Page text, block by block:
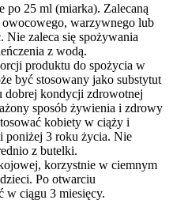
po 25 ml (miarka). Zalecaną
warzywnego lub
zaleca się spożywania
z wodą.
produktu do spożycia w
być stosowany jako substytut
dobrej kondycji zdrowotnej
sposób żywienia i zdrowy
kobiety w ciąży i
poniżej 3 roku życia. Nie
z butelki.
korzystnie w ciemnym
Po otwarciu
w ciągu 3 miesięcy.